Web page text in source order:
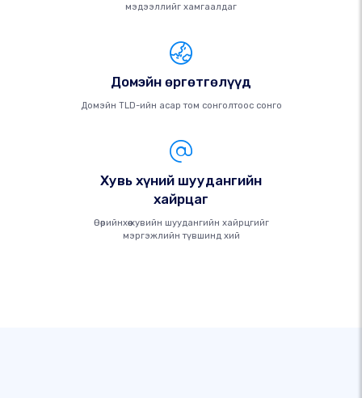
мэдээллийг хамгаалдаг
Домэйн өргөтгөлүүд
Домэйн TLD-ийн асар том сонголтоос сонго
Хувь хүний ​​шуудангийн
хайрцаг
Өөрийнхөө хувийн шуудангийн хайрцгийг
мэргэжлийн түвшинд хий